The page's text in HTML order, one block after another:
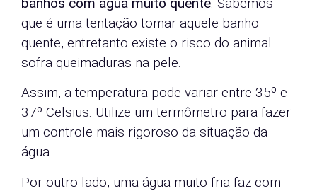
que é uma tentação tomar aquele banho
quente, entretanto existe o risco do animal
sofra queimaduras na pele.
Assim, a temperatura pode variar entre 35º e
37º Celsius. Utilize um termômetro para fazer
um controle mais rigoroso da situação da
água.
Por outro lado, uma água muito fria faz com